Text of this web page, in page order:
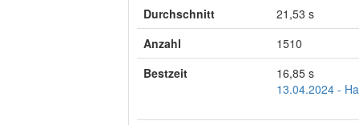
Durchschnitt
21,53 s
Anzahl
1510
Bestzeit
16,85 s
13.04.2024 -